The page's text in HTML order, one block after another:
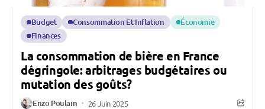
Budget Consommation Et Inflation
Économie
Finances
La consommation de bière en France
dégringole: arbitrages budgétaires ou
mutation des goûts?
Enzo Poulain 26 Juin 2025